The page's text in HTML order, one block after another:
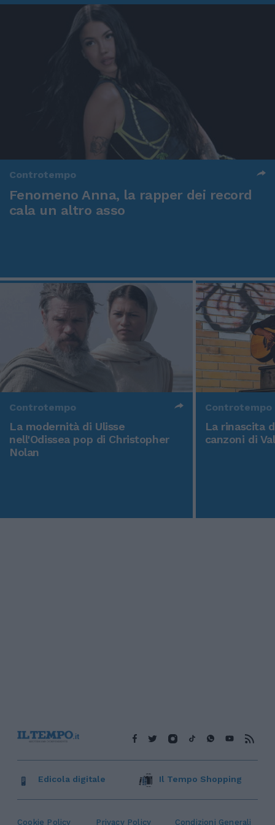
Controtempo
Fenomeno Anna, la rapper dei record
cala un altro asso
Controtempo
La modernità di Ulisse
nell'Odissea pop di Christopher
Nolan
Controtempo
La rinascita
canzoni di
Cookie Policy Privacy Policy Condizioni Generali
Edicola digitale Il Tempo Shopping